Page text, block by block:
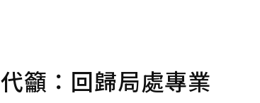
籲：回歸局處專業